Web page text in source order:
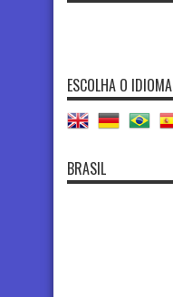
ESCOLHA O IDIOMA
BRASIL